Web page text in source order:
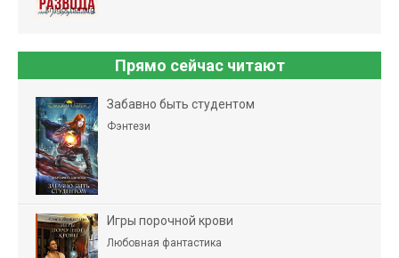
Прямо сейчас читают
Забавно быть студентом
Фэнтези
Игры порочной крови
Любовная фантастика